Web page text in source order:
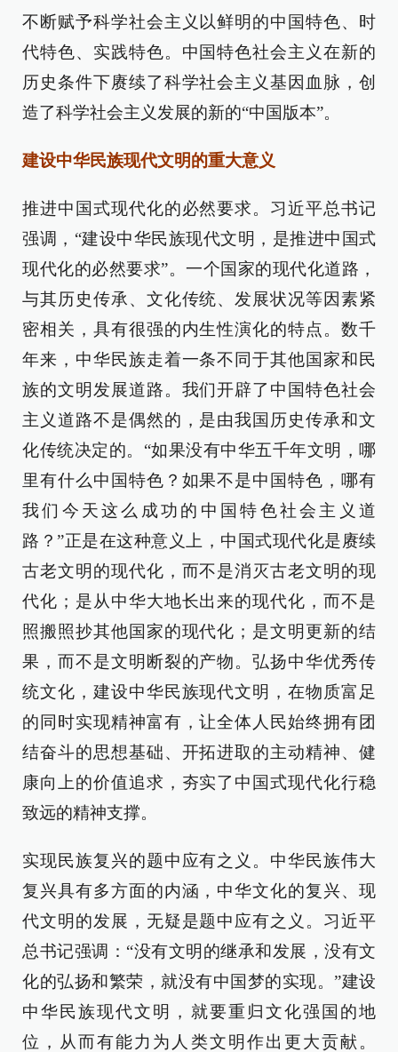
不断赋予科学社会主义以鲜明的中国特色、时
代特色、实践特色。中国特色社会主义在新的
历史条件下赓续了科学社会主义基因血脉，创
造了科学社会主义发展的新的“中国版本”。
建设中华民族现代文明的重大意义
推进中国式现代化的必然要求。习近平总书记
强调，“建设中华民族现代文明，是推进中国式
现代化的必然要求”。一个国家的现代化道路，
与其历史传承、文化传统、发展状况等因素紧
密相关，具有很强的内生性演化的特点。数千
年来，中华民族走着一条不同于其他国家和民
族的文明发展道路。我们开辟了中国特色社会
主义道路不是偶然的，是由我国历史传承和文
化传统决定的。“如果没有中华五千年文明，哪
里有什么中国特色？如果不是中国特色，哪有
我们今天这么成功的中国特色社会主义道
路？”正是在这种意义上，中国式现代化是赓续
古老文明的现代化，而不是消灭古老文明的现
代化；是从中华大地长出来的现代化，而不是
照搬照抄其他国家的现代化；是文明更新的结
果，而不是文明断裂的产物。弘扬中华优秀传
统文化，建设中华民族现代文明，在物质富足
的同时实现精神富有，让全体人民始终拥有团
结奋斗的思想基础、开拓进取的主动精神、健
康向上的价值追求，夯实了中国式现代化行稳
致远的精神支撑。
实现民族复兴的题中应有之义。中华民族伟大
复兴具有多方面的内涵，中华文化的复兴、现
代文明的发展，无疑是题中应有之义。习近平
总书记强调：“没有文明的继承和发展，没有文
化的弘扬和繁荣，就没有中国梦的实现。”建设
中华民族现代文明，就要重归文化强国的地
位，从而有能力为人类文明作出更大贡献。